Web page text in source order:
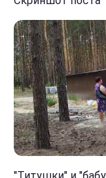
"Титушки" и